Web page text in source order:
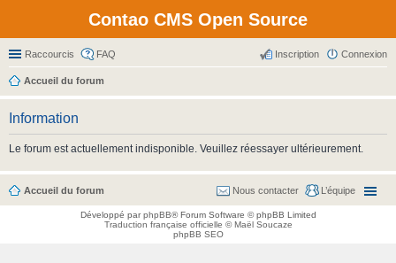
Contao CMS Open Source
Raccourcis FAQ Connexion
Inscription
Accueil du forum
Information
Le forum est actuellement indisponible. Veuillez réessayer ultérieurement.
Accueil du forum L’équipe
Nous contacter
Développé parphpBB® Forum Software © phpBB Limited
Traduction française officielle ©Maël Soucaze
phpBB SEO